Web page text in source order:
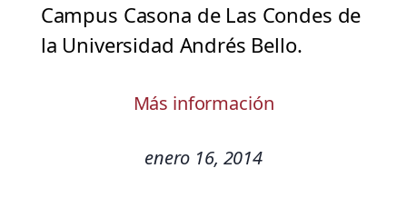
Campus Casona de Las Condes de
la Universidad Andrés Bello.
Más información
enero 16, 2014